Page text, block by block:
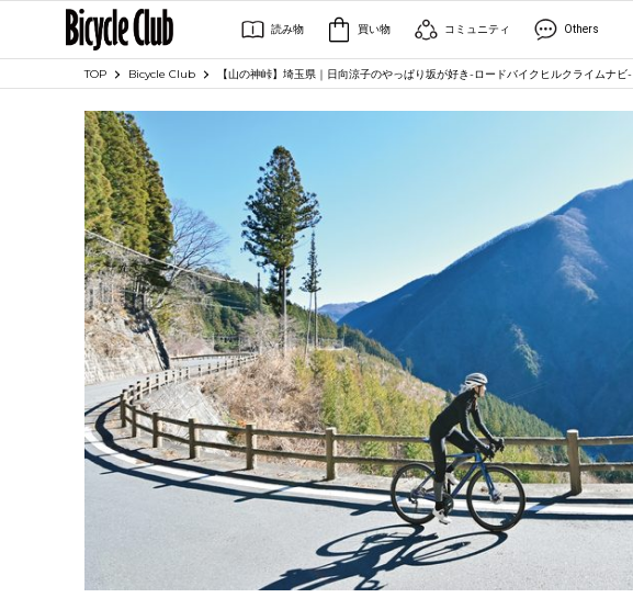
読み物 買い物 コミュニティ Others
TOP Bicycle Club 【山の神峠】埼玉県｜日向涼子のやっぱり坂が好き-ロードバイクヒルクライムナビ-